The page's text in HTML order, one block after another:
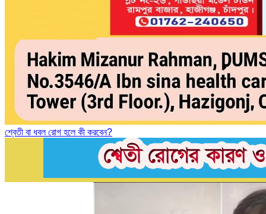
শ্বেতী বা ধবল রোগ হলে কী করবেন?